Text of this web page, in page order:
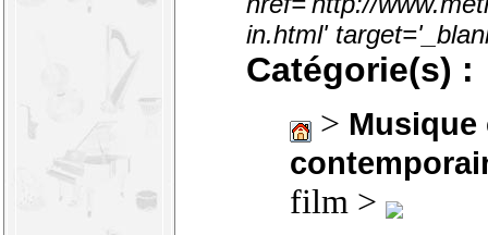
in.html'
Catégorie(s) :
> Musique
film >